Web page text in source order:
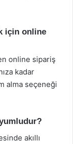
için online
online sipariş
kadar
alma seçeneği
akıllı